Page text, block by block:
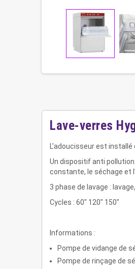
Lave-verres
L'adoucisseur est installé
Un dispositif anti
constante, le séchage et
3 phase de lavage :
Cycles : 60" 120" 150"
Informations :
Pompe de vidange de
Pompe de rinçage de